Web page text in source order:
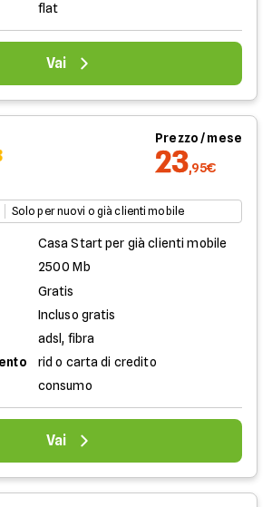
flat
Vai
Prezzo / mese
23,95€
Solo per nuovi o già clienti mobile
Casa Start per già clienti mobile
2500 Mb
Gratis
Incluso gratis
adsl, fibra
rid o carta di credito
consumo
Vai